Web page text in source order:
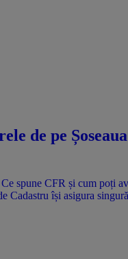
de pe
Cadastru își asigura